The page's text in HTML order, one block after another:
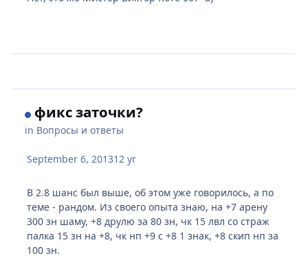
фикс заточки?
in Вопросы и ответы
September 6, 201312 yr
В 2.8 шанс был выше, об этом уже говорилось, а по
теме - рандом. Из своего опыта знаю, на +7 арену
300 зн шаму, +8 друлю за 80 зн, чк 15 лвл со страж
палка 15 зн на +8, чк нп +9 с +8 1 знак, +8 скип нп за
100 зн.